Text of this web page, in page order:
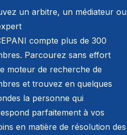
un arbitre, un médiateur ou
compte plus de 300
Parcourez sans effort
moteur de recherche de
et trouvez en quelques
la personne qui
parfaitement à vos
en matière de résolution des